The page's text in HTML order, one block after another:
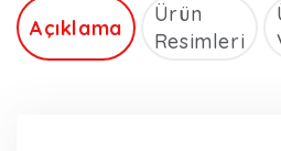
Açıklama
Ürün
Resimleri